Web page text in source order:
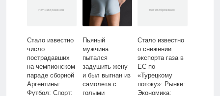
структуры:
Lenta.ru
Стало известно
число
пострадавших
на чемпионском
параде сборной
Аргентины:
Футбол: Спорт:
Пьяный
мужчина
пытался
задушить жену
и был выгнан из
самолета с
голыми
Стало известно
о снижении
экспорта газа в
ЕС по
«Турецкому
потоку»: Рынки:
Экономика: